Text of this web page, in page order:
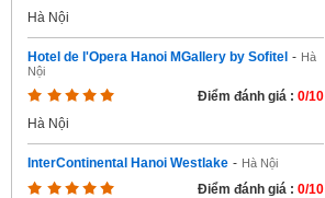
Hà Nội
Hotel de l'Opera Hanoi MGallery by Sofitel - Hà
Nội
Điểm đánh giá : 0/10
Hà Nội
InterContinental Hanoi Westlake - Hà Nội
Điểm đánh giá : 0/10